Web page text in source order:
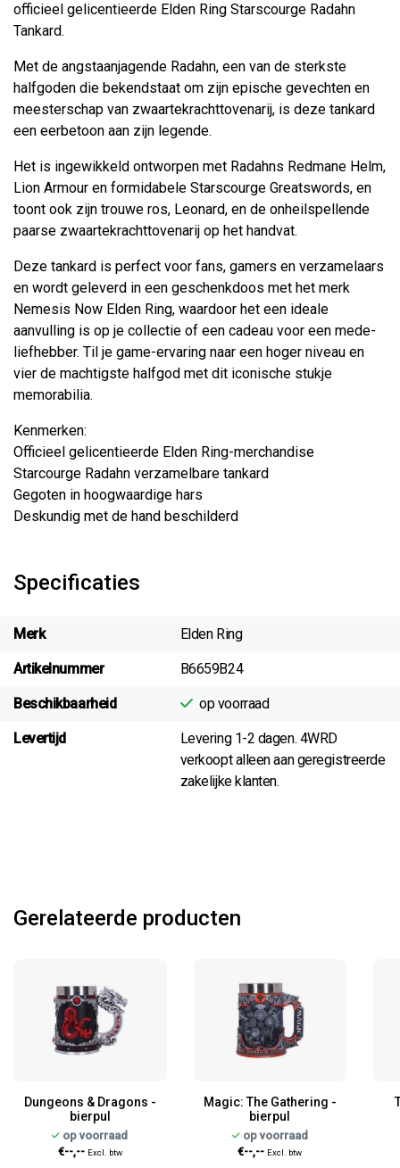
officieel gelicentieerde Elden Ring Starscourge Radahn
Tankard.
Met de angstaanjagende Radahn, een van de sterkste
halfgoden die bekendstaat om zijn epische gevechten en
meesterschap van zwaartekrachttovenarij, is deze tankard
een eerbetoon aan zijn legende.
Het is ingewikkeld ontworpen met Radahns Redmane Helm,
Lion Armour en formidabele Starscourge Greatswords, en
toont ook zijn trouwe ros, Leonard, en de onheilspellende
paarse zwaartekrachttovenarij op het handvat.
Deze tankard is perfect voor fans, gamers en verzamelaars
en wordt geleverd in een geschenkdoos met het merk
Nemesis Now Elden Ring, waardoor het een ideale
aanvulling is op je collectie of een cadeau voor een mede-
liefhebber. Til je game-ervaring naar een hoger niveau en
vier de machtigste halfgod met dit iconische stukje
memorabilia.
Kenmerken:
Officieel gelicentieerde Elden Ring-merchandise
Starcourge Radahn verzamelbare tankard
Gegoten in hoogwaardige hars
Deskundig met de hand beschilderd
Specificaties
Merk Elden Ring
Artikelnummer B6659B24
Beschikbaarheid op voorraad
Levertijd
Levering 1-2 dagen. 4WRD
verkoopt alleen aan geregistreerde
zakelijke klanten.
Gerelateerde producten
Dungeons & Dragons -
bierpul
op voorraad
€--,-- Excl. btw
Magic: The Gathering -
bierpul
op voorraad
€--,-- Excl. btw